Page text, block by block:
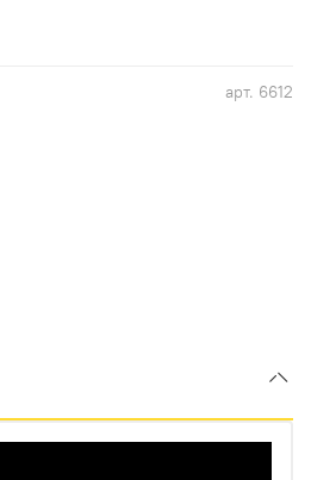
арт. 6612